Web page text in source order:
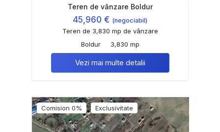
Teren de vânzare Boldur
45,960 € (negociabil)
Teren de 3,830 mp de vânzare
Boldur
3,830 mp
Vezi mai multe detalii
Comision 0% Exclusivitate